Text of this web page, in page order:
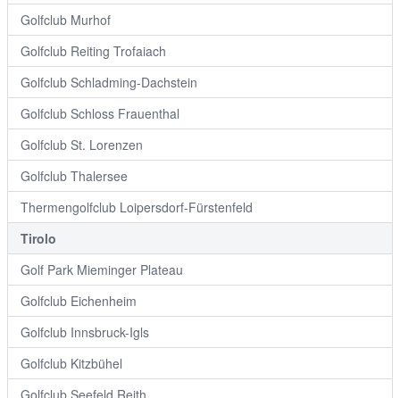
Golfclub Murhof
Golfclub Reiting Trofaiach
Golfclub Schladming-Dachstein
Golfclub Schloss Frauenthal
Golfclub St. Lorenzen
Golfclub Thalersee
Thermengolfclub Loipersdorf-Fürstenfeld
Tirolo
Golf Park Mieminger Plateau
Golfclub Eichenheim
Golfclub Innsbruck-Igls
Golfclub Kitzbühel
Golfclub Seefeld Reith